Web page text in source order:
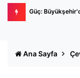
Güç:
Ana Sayfa